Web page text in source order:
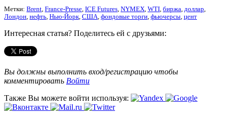
Метки: Brent, France-Presse, ICE Futures, NYMEX, WTI, биржа, доллар,
Лондон, нефть, Нью-Йорк, США, фондовые торги, фьючерсы, цент
Интересная статья? Поделитесь ей с друзьями:
Вы должны выполнить вход/регистрацию чтобы
комментировать Войти
Также Вы можете войти используя: